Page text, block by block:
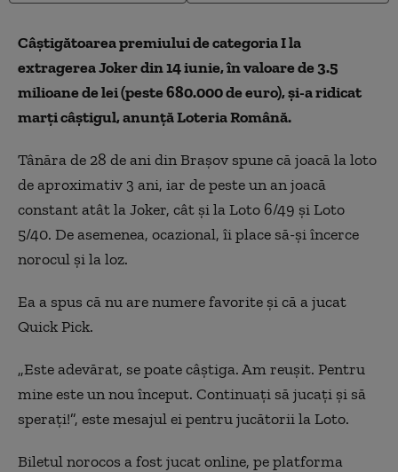
Câștigătoarea premiului de categoria I la
extragerea Joker din 14 iunie, în valoare de 3.5
milioane de lei (peste 680.000 de euro), și-a ridicat
marți câștigul, anunță Loteria Română.
Tânăra de 28 de ani din Brașov spune că joacă la loto
de aproximativ 3 ani, iar de peste un an joacă
constant atât la Joker, cât și la Loto 6/49 și Loto
5/40. De asemenea, ocazional, îi place să-și încerce
norocul și la loz.
Ea a spus că nu are numere favorite și că a jucat
Quick Pick.
„Este adevărat, se poate câștiga. Am reușit. Pentru
mine este un nou început. Continuați să jucați și să
sperați!”, este mesajul ei pentru jucătorii la Loto.
Biletul norocos a fost jucat online, pe platforma